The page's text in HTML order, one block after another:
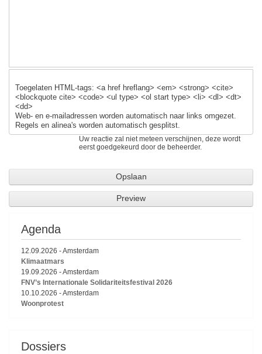
Toegelaten HTML-tags: <a href hreflang> <em> <strong> <cite>
<blockquote cite> <code> <ul type> <ol start type> <li> <dl> <dt>
<dd>
Web- en e-mailadressen worden automatisch naar links omgezet.
Regels en alinea's worden automatisch gesplitst.
Uw reactie zal niet meteen verschijnen, deze wordt
eerst goedgekeurd door de beheerder.
Agenda
12.09.2026 -Amsterdam
Klimaatmars
19.09.2026 -Amsterdam
FNV’s Internationale Solidariteitsfestival 2026
10.10.2026 -Amsterdam
Woonprotest
Dossiers